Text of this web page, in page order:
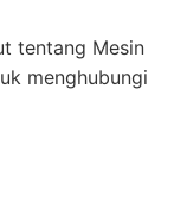
tentang Mesin
menghubungi